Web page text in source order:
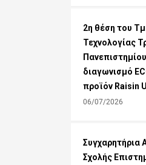
2η θέση του
Τεχνολογίας
διαγωνισμό
προϊόν Raisin
06/07/2026
Συγχαρητήρια
Σχολής